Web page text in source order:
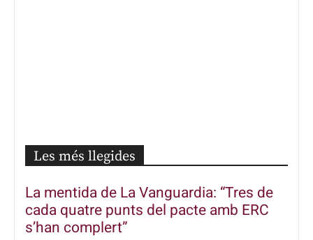
Les més llegides
La mentida de La Vanguardia: “Tres de
cada quatre punts del pacte amb ERC
s’han complert”